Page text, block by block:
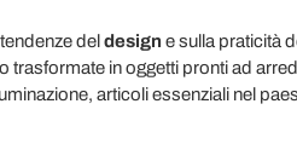
del design e sulla praticità
trasformate in oggetti pronti ad
articoli essenziali nel